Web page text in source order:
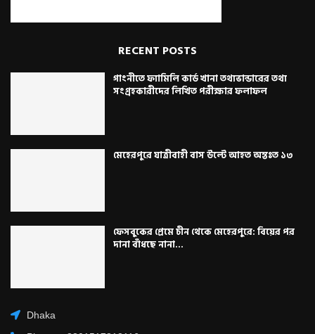
RECENT POSTS
গাংনীতে ফ্যামিলি কার্ড খানা তথ্যভান্ডারের তথ্য
সংগ্রহকারীদের লিখিত পরীক্ষার ফলাফল
মেহেরপুরে যাত্রীবাহী বাস উল্টে আহত অন্তঃত ১৩
ফেসবুকের প্রেমে চীন থেকে মেহেরপুরে: বিয়ের পর
দানা বাঁধছে নানা...
Dhaka